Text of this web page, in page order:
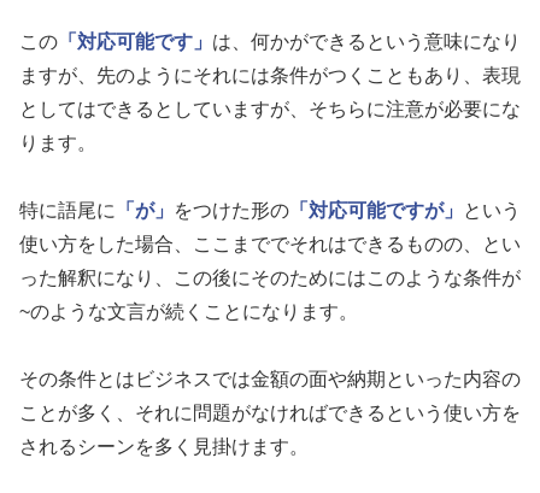
この 「対応可能です」 は、何かができるという意味になり
ますが、先のようにそれには条件がつくこともあり、表現
としてはできるとしていますが、そちらに注意が必要にな
ります。
特に語尾に 「が」 をつけた形の 「対応可能ですが」
という
使い方をした場合、ここまででそれはできるものの、とい
った解釈になり、この後にそのためにはこのような条件が
~のような文言が続くことになります。
その条件とはビジネスでは金額の面や納期といった内容の
ことが多く、それに問題がなければできるという使い方を
されるシーンを多く見掛けます。